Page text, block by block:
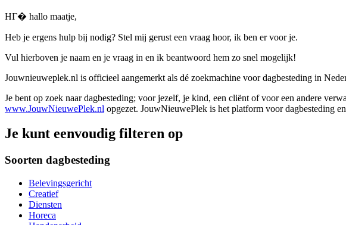
HГ� hallo maatje,
Heb je ergens hulp bij nodig? Stel mij gerust een vraag hoor, ik ben er voor je.
Vul hierboven je naam en je vraag in en ik beantwoord hem zo snel mogelijk!
Jouwnieuweplek.nl is officieel aangemerkt als dé zoekmachine voor dagbesteding in
Je bent op zoek naar dagbesteding; voor jezelf, je kind, een cliënt of voor een andere
www.JouwNieuwePlek.nl opgezet. JouwNieuwePlek is het platform voor dagbesteding
Je kunt eenvoudig filteren op
Soorten dagbesteding
Belevingsgericht
Creatief
Diensten
Horeca